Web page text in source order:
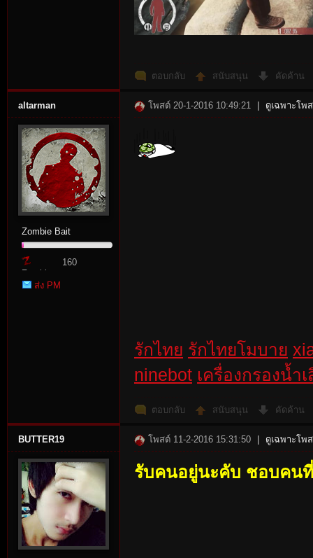
ตอบกลับ สนับสนุน คัดค้าน
altarman
Zombie Bait
Zombie
Point
160
ส่ง PM
โพสต์ 20-1-2016 10:49:21 ดูเฉพาะโพ
รักไทย รักไทยโมบาย
ninebot เครื่องกรองน้ำ
ตอบกลับ สนับสนุน คัดค้าน
BUTTER19 โพสต์ 11-2-2016 15:31:50 ดูเฉพาะโพ
รับคนอยู่นะคับ ชอบคน